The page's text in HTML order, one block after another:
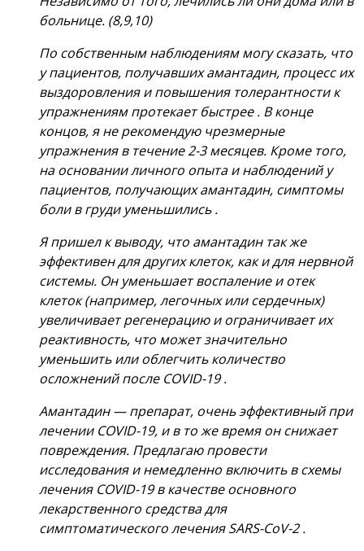
больнице. (8,9,10)
По собственным наблюдениям могу сказать, что
у пациентов, получавших амантадин, процесс их
выздоровления и повышения толерантности к
упражнениям протекает быстрее . В конце
концов, я не рекомендую чрезмерные
упражнения в течение 2-3 месяцев. Кроме того,
на основании личного опыта и наблюдений у
пациентов, получающих амантадин, симптомы
боли в груди уменьшились .
Я пришел к выводу, что амантадин так же
эффективен для других клеток, как и для нервной
системы. Он уменьшает воспаление и отек
клеток (например, легочных или сердечных)
увеличивает регенерацию и ограничивает их
реактивность, что может значительно
уменьшить или облегчить количество
осложнений после COVID-19 .
Амантадин — препарат, очень эффективный при
лечении COVID-19, и в то же время он снижает
повреждения. Предлагаю провести
исследования и немедленно включить в схемы
лечения COVID-19 в качестве основного
лекарственного средства для
симптоматического лечения SARS-CoV-2 .